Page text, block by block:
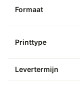
Formaat
Printtype
Levertermijn